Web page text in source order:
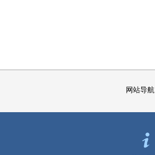
网站导航